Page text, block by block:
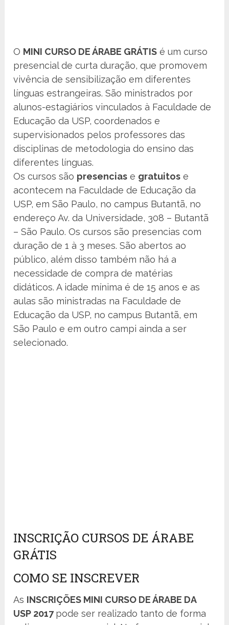
O MINI CURSO DE ÁRABE GRÁTIS é um curso
presencial de curta duração, que promovem
vivência de sensibilização em diferentes
línguas estrangeiras. São ministrados por
alunos-estagiários vinculados à Faculdade de
Educação da USP, coordenados e
supervisionados pelos professores das
disciplinas de metodologia do ensino das
diferentes línguas.
Os cursos são presencias e gratuitos e
acontecem na Faculdade de Educação da
USP, em São Paulo, no campus Butantã, no
endereço Av. da Universidade, 308 – Butantã
– São Paulo. Os cursos são presencias com
duração de 1 à 3 meses. São abertos ao
público, além disso também não há a
necessidade de compra de matérias
didáticos. A idade mínima é de 15 anos e as
aulas são ministradas na Faculdade de
Educação da USP, no campus Butantã, em
São Paulo e em outro campi ainda a ser
selecionado.
INSCRIÇÃO CURSOS DE ÁRABE
GRÁTIS
COMO SE INSCREVER
As INSCRIÇÕES MINI CURSO DE ÁRABE DA
USP 2017pode ser realizado tanto de forma